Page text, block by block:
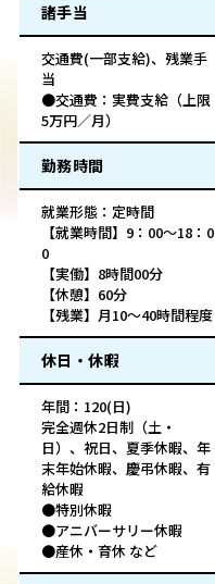
諸手当
交通費(一部支給)、残業手
当
●交通費：実費支給（上限
5万円／月）
勤務時間
就業形態：定時間
【就業時間】9：00～18：0
0
【実働】8時間00分
【休憩】60分
【残業】月10～40時間程度
休日・休暇
年間：120(日)
完全週休2日制（土・
日）、祝日、夏季休暇、年
末年始休暇、慶弔休暇、有
給休暇
●特別休暇
●アニバーサリー休暇
●産休・育休 など